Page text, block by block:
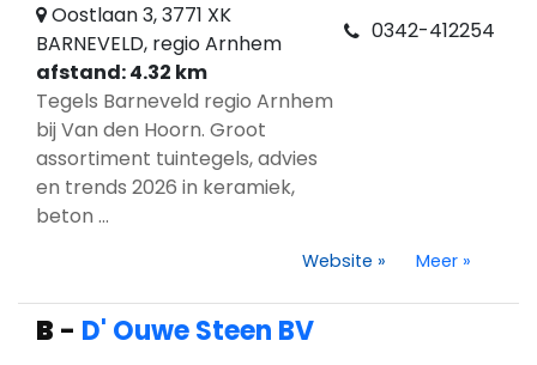
Oostlaan 3, 3771 XK
BARNEVELD, regio Arnhem
afstand: 4.32 km
Tegels Barneveld regio Arnhem
bij Van den Hoorn. Groot
assortiment tuintegels, advies
en trends 2026 in keramiek,
beton ...
0342-412254
Website » Meer »
B - D' Ouwe Steen BV